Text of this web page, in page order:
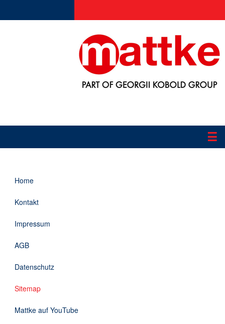
☰
Applikationen
Informationen
Downloads
Kontakt
Home
Kontakt
Impressum
AGB
Datenschutz
Sitemap
Mattke auf YouTube